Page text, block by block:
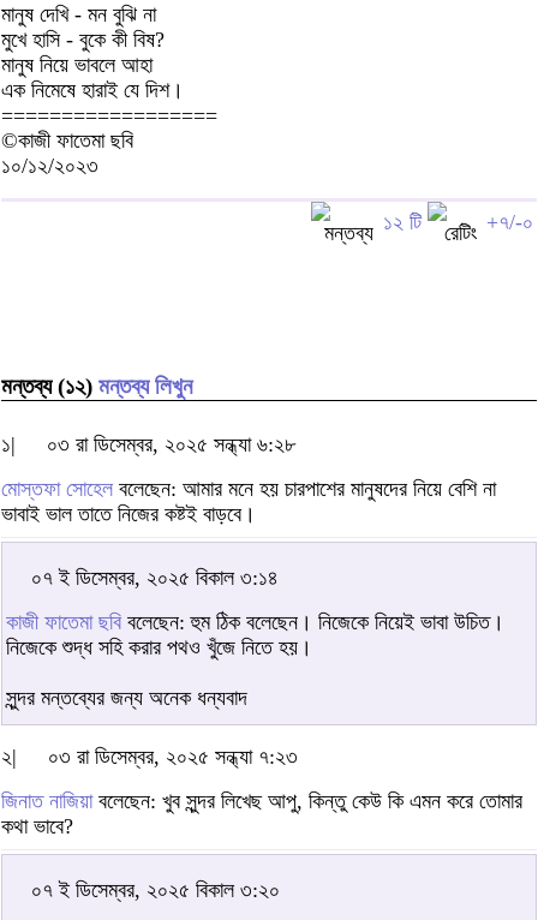
মানুষ দেখি - মন বুঝি না
মুখে হাসি - বুকে কী বিষ?
মানুষ নিয়ে ভাবলে আহা
এক নিমেষে হারাই যে দিশ।
==================
©কাজী ফাতেমা ছবি
১০/১২/২০২৩
১২ টি +৭/-০
মন্তব্য (১২) মন্তব্য লিখুন
১|
০৩ রা ডিসেম্বর, ২০২৫ সন্ধ্যা ৬:২৮
মোস্তফা সোহেল বলেছেন: আমার মনে হয় চারপাশের মানুষদের নিয়ে বেশি না
ভাবাই ভাল তাতে নিজের কষ্টই বাড়বে।
০৭ ই ডিসেম্বর, ২০২৫ বিকাল ৩:১৪
কাজী ফাতেমা ছবি বলেছেন: হুম ঠিক বলেছেন। নিজেকে নিয়েই ভাবা উচিত।
নিজেকে শুদ্ধ সহি করার পথও খুঁজে নিতে হয়।
সুন্দর মন্তব্যের জন্য অনেক ধন্যবাদ
২|
০৩ রা ডিসেম্বর, ২০২৫ সন্ধ্যা ৭:২৩
জিনাত নাজিয়াবলেছেন: খুব সুন্দর লিখেছ আপু, কিন্তু কেউ কি এমন করে তোমার
কথা ভাবে?
০৭ ই ডিসেম্বর, ২০২৫ বিকাল ৩:২০